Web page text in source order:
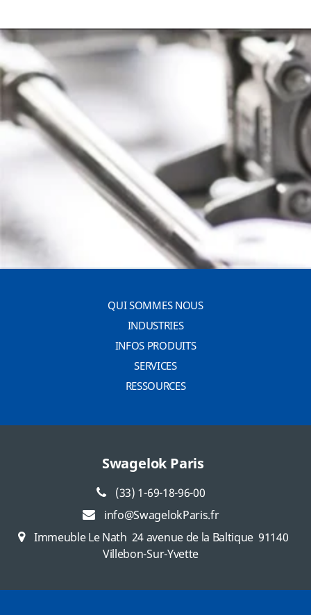
QUI SOMMES NOUS
INDUSTRIES
INFOS PRODUITS
SERVICES
RESSOURCES
Swagelok Paris
(33) 1-69-18-96-00
info@SwagelokParis.fr
Immeuble Le Nath 24 avenue de la Baltique 91140
Villebon-Sur-Yvette